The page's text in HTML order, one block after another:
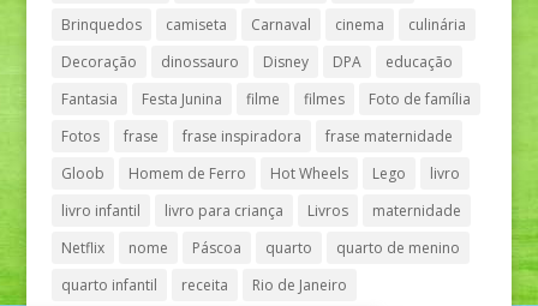
Brinquedos
camiseta Carnaval cinema
culinária
Decoração
dinossauro Disney DPA
educação
Fantasia
Festa Junina filme filmes
Foto de família
Fotos
frase frase inspiradora
frase maternidade
Gloob
Homem de Ferro Hot Wheels Lego
livro
livro infantil
livro para criança Livros
maternidade
Netflix
nome Páscoa quarto
quarto de menino
quarto infantil
receita
Rio de Janeiro